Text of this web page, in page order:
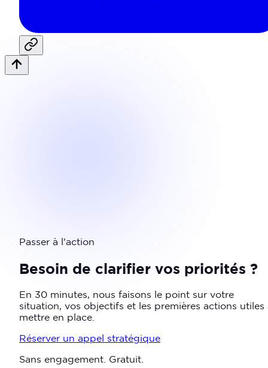
Passer à l'action
Besoin de clarifier vos priorités ?
En 30 minutes, nous faisons le point sur votre
situation, vos objectifs et les premières actions utiles
mettre en place.
Réserver un appel stratégique
Sans engagement. Gratuit.